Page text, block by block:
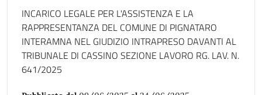
INCARICO LEGALE PER L'ASSISTENZA E LA
RAPPRESENTANZA DEL COMUNE DI PIGNATARO
INTERAMNA NEL GIUDIZIO INTRAPRESO DAVANTI AL
TRIBUNALE DI CASSINO SEZIONE LAVORO RG. LAV. N.
641/2025